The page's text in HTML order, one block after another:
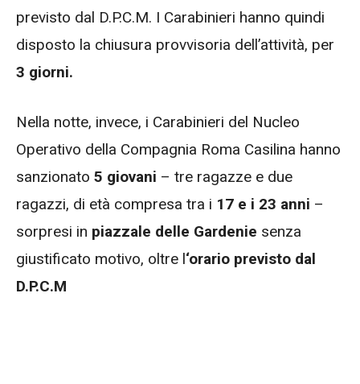
previsto dal D.P.C.M. I Carabinieri hanno quindi
disposto la chiusura provvisoria dell’attività, per
3 giorni.
Nella notte, invece, i Carabinieri del Nucleo
Operativo della Compagnia Roma Casilina hanno
sanzionato 5 giovani – tre ragazze e due
ragazzi, di età compresa tra i 17 e i 23 anni –
sorpresi in piazzale delle Gardenie senza
giustificato motivo, oltre l‘orario previsto dal
D.P.C.M